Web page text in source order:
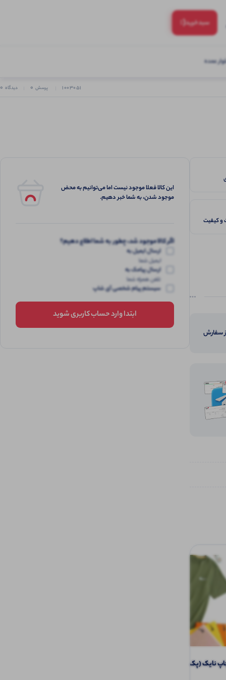
سبد‌خرید(:
عمده
1003051 پرسش 0 دیدگاه 0
کیفیت
سفارش
(پک 6 عددی)
این کالا فعلا موجود نیست اما می‌توانیم به محض
موجود شدن، به شما خبر دهیم.
اگر کالا موجود شد، چطور به شما اطلاع دهیم؟
ارسال ایمیل به
ایمیل شما
ارسال پیامک به
تلفن همراه شما
سیستم پیام شخصی آی شاپ
ابتدا وارد حساب کاربری شوید